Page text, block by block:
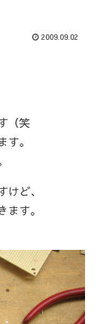
2009.09.02
（笑
。
ど、
す。